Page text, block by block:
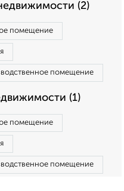
(2)
помещение
помещение
(1)
помещение
помещение